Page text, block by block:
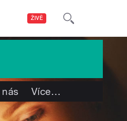
ŽIVĚ
nás Více…